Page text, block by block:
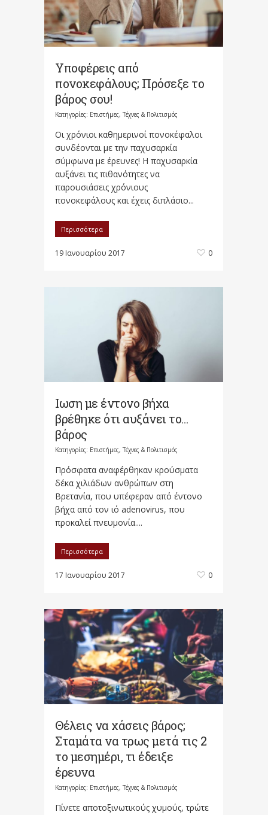
Υποφέρεις από
πονοκεφάλους; Πρόσεξε το
βάρος σου!
Κατηγορίες: Επιστήμες, Τέχνες & Πολιτισμός
Οι χρόνιοι καθημερινοί πονοκέφαλοι
συνδέονται με την παχυσαρκία
σύμφωνα με έρευνες! Η παχυσαρκία
αυξάνει τις πιθανότητες να
παρουσιάσεις χρόνιους
πονοκεφάλους και έχεις διπλάσιο...
Περισσότερα
19 Ιανουαρίου 2017 0
Ιωση με έντονο βήχα
βρέθηκε ότι αυξάνει το…
βάρος
Κατηγορίες: Επιστήμες, Τέχνες & Πολιτισμός
Πρόσφατα αναφέρθηκαν κρούσματα
δέκα χιλιάδων ανθρώπων στη
Βρετανία, που υπέφεραν από έντονο
βήχα από τον ιό adenovirus, που
προκαλεί πνευμονία....
Περισσότερα
17 Ιανουαρίου 2017 0
Θέλεις να χάσεις βάρος;
Σταμάτα να τρως μετά τις 2
το μεσημέρι, τι έδειξε
έρευνα
Κατηγορίες: Επιστήμες, Τέχνες & Πολιτισμός
Πίνετε αποτοξινωτικούς χυμούς, τρώτε